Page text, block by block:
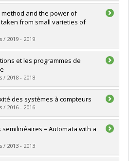
Papyrus
method and the power of
from small varieties of
2019 - 2019
Papyrus
et les programmes de
2018 - 2018
des systèmes à compteurs
2016 - 2016
Papyrus
= Automata with a
2013 - 2013